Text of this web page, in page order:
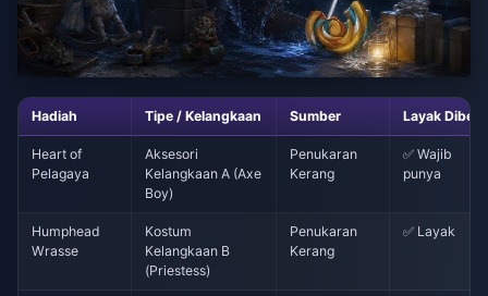
Hadiah Tipe / Kelangkaan Sumber Layak Dibeli?
Heart of
Pelagaya
Aksesori
Kelangkaan A (Axe
Boy)
Penukaran
Kerang
✅ Wajib
punya
Humphead
Wrasse
Kostum
Kelangkaan B
(Priestess)
Penukaran
Kerang
✅ Layak